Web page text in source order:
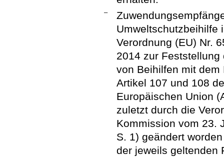
–
Umweltschutzbeihilfe
Verordnung (EU) Nr.
2014 zur
von Beihilfen mit dem
Artikel 107 und 108
Europäischen Union
zuletzt durch die
Kommission vom 23.
S. 1) geändert
der jeweils geltenden